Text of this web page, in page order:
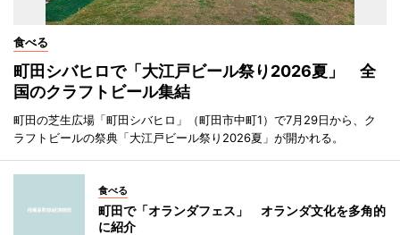
食べる
町田シバヒロで「大江戸ビール祭り2026夏」 全
国のクラフトビール集結
町田の芝生広場「町田シバヒロ」（町田市中町1）で7月29日から、ク
ラフトビールの祭典「大江戸ビール祭り2026夏」が開かれる。
食べる
町田で「オランダフェス」 オランダ文化を多角的
に紹介